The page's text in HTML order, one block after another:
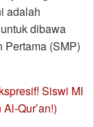
adalah
dibawa
Pertama (SMP)
Siswi MI
Qur’an!)